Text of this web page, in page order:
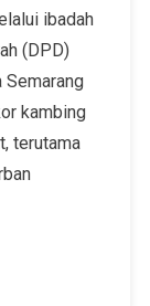
ibadah
(DPD)
kambing
terutama